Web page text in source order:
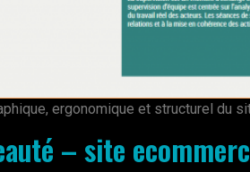
ergonomique et structurel du
– site